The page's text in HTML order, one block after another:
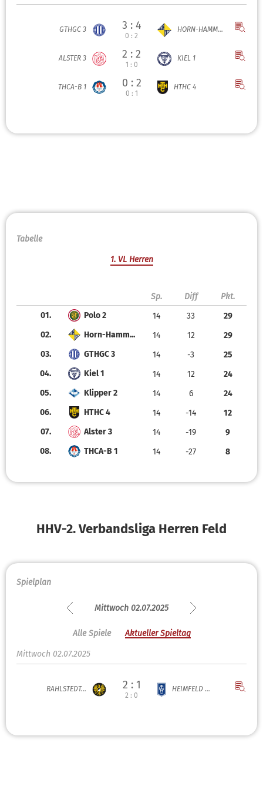
GTHGC 3 3 : 4
0 : 2
HORN-HAMM...
ALSTER 3 2 : 2
1 : 0
KIEL 1
THCA-B 1 0 : 2
0 : 1
HTHC 4
Tabelle
1. VL Herren
Sp. Diff
Pkt.
01.
Polo 2 14 33
29
02.
Horn-Hamm... 14 12
29
03.
GTHGC 3 14 -3
25
04.
Kiel 1 14 12
24
05.
Klipper 2 14 6
24
06.
HTHC 4 14 -14
12
07.
Alster 3 14 -19
9
08.
THCA-B 1 14 -27 8
HHV-2. Verbandsliga Herren Feld
Spielplan
Mittwoch 02.07.2025
Alle Spiele Aktueller Spieltag
Mittwoch 02.07.2025
RAHLSTEDT... 2 : 1
2 : 0
HEIMFELD ...